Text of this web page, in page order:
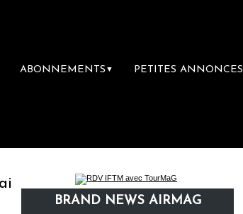
ABONNEMENTS ▼ PETITES ANNONCES
librairie du voyage
BRAND NEWS AIRMAG